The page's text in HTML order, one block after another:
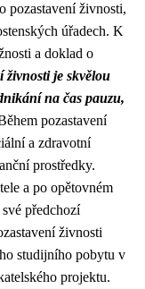
pozastavení živnosti,
úřadech. K
a doklad o
živnosti je skvělou
na čas pauzu,
pozastavení
a zdravotní
prostředky.
a po opětovném
předchozí
živnosti
studijního pobytu v
projektu.